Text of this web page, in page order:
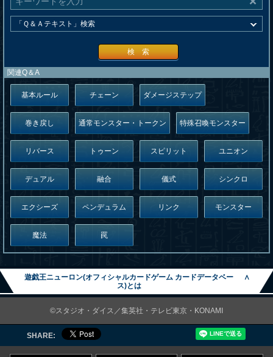
検 索
関連Q＆A
基本ルール チェーン ダメージステップ
巻き戻し 通常モンスター・トークン 特殊召喚モンスター
リバース トゥーン スピリット ユニオン
デュアル 融合 儀式 シンクロ
エクシーズ ペンデュラム リンク モンスター
魔法 罠
遊戯王ニューロン(オフィシャルカードゲーム カードデータベー
ス)とは
∧
©スタジオ・ダイス／集英社・テレビ東京・KONAMI
SHARE: